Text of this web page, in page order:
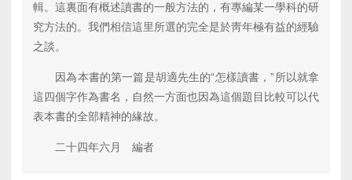
輯。這裏面有概述讀書的一般方法的，有專編某一學科的研
究方法的。我們相信這里所選的完全是於靑年極有益的經驗
之談。
因為本書的第一篇是胡適先生的“怎樣讀書，”所以就拿
這四個字作為書名，自然一方面也因為這個題目比較可以代
表本書的全部精神的緣故。
二十四年六月 編者